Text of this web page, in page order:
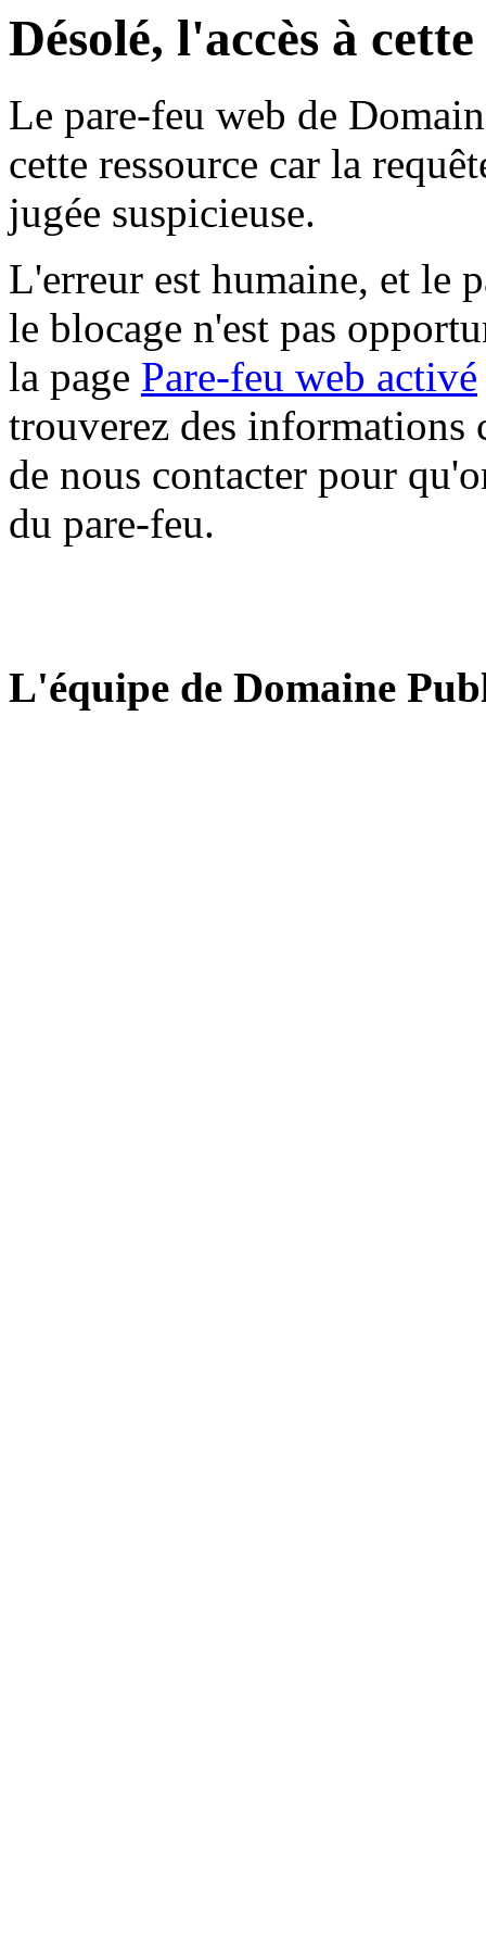
Désolé, l'accès à
Le pare-feu web de
cette ressource car la
jugée suspicieuse.
L'erreur est humaine, et le
le blocage n'est pas
la page Pare-feu web activé
trouverez des informations
de nous contacter pour
du pare-feu.
L'équipe de Domaine